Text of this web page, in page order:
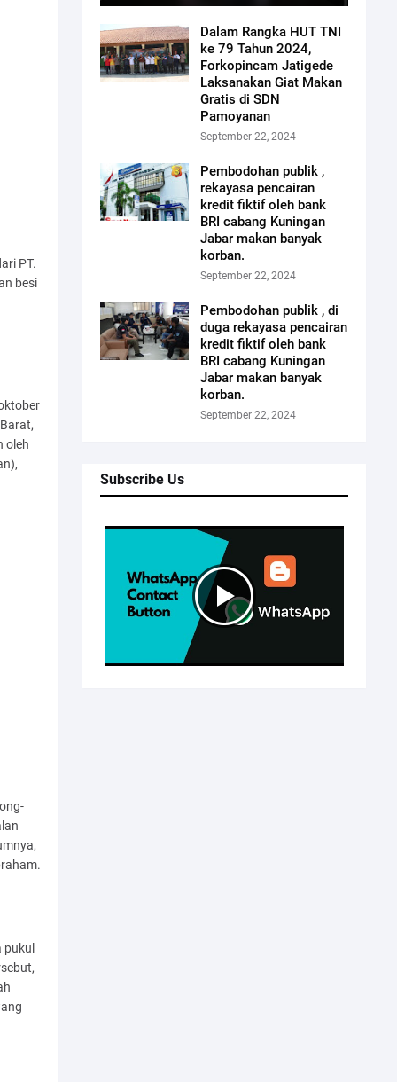
PT.
besi
oleh
Dalam Rangka HUT TNI
ke 79 Tahun 2024,
Forkopincam Jatigede
Laksanakan Giat Makan
Gratis di SDN
Pamoyanan
September 22, 2024
Pembodohan publik ,
rekayasa pencairan
kredit fiktif oleh bank
BRI cabang Kuningan
Jabar makan banyak
korban.
September 22, 2024
Pembodohan publik , di
duga rekayasa pencairan
kredit fiktif oleh bank
BRI cabang Kuningan
Jabar makan banyak
korban.
September 22, 2024
Subscribe Us